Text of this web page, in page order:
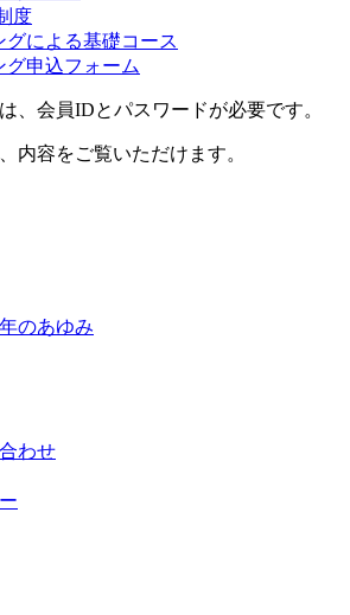
度
グによる基礎コース
グ申込フォーム
、会員IDとパスワードが必要です。
内容をご覧いただけます。
のあゆみ
わせ